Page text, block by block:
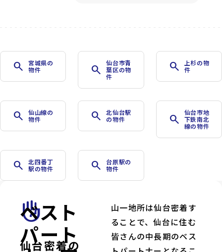
search
宮城県の
物件
search
仙台市青
葉区の物
件
search
上杉の物
件
search
仙山線の
物件
search
北仙台駅
の物件
search
仙台市地
下鉄南北
線の物件
search
北四番丁
駅の物件
search
台原駅の
物件
front_hand
仙台密着の
ベスト
パート
山一地所は仙台密着す
ることで、仙台に住む
皆さんの中長期のベス